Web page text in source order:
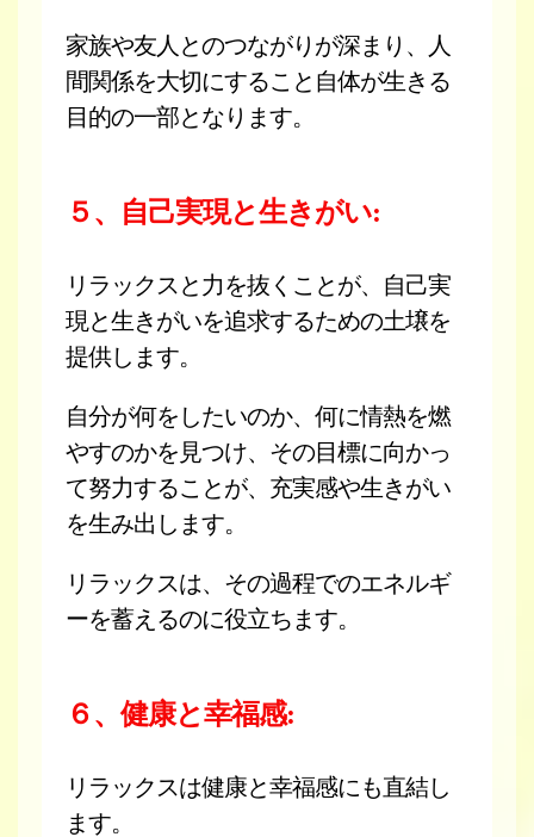
家族や友人とのつながりが深まり、人
間関係を大切にすること自体が生きる
目的の一部となります。
５、自己実現と生きがい:
リラックスと力を抜くことが、自己実
現と生きがいを追求するための土壌を
提供します。
自分が何をしたいのか、何に情熱を燃
やすのかを見つけ、その目標に向かっ
て努力することが、充実感や生きがい
を生み出します。
リラックスは、その過程でのエネルギ
ーを蓄えるのに役立ちます。
６、健康と幸福感:
リラックスは健康と幸福感にも直結し
ます。